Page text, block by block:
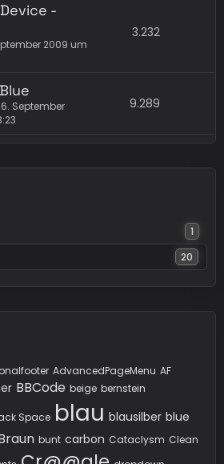
-
2009 um
3.232
6. September
9.289
1
20
AdvancedPageMenu AF
BBCode beige bernstein
Space blau blausilber blue
bunt carbon Cataclysm Clean